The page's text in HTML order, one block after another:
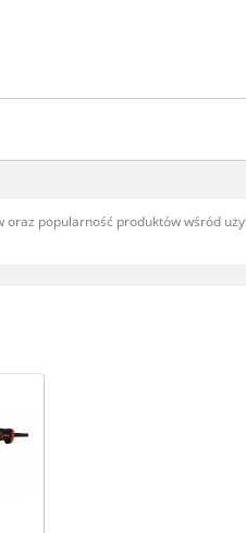
popularność produktów wśród